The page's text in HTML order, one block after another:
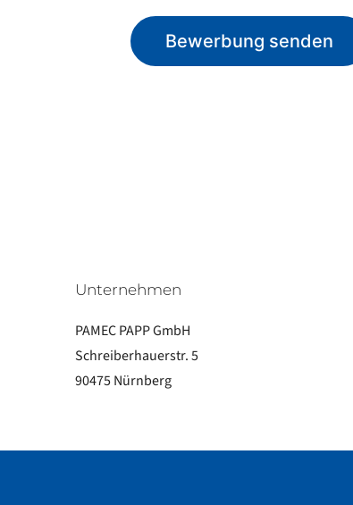
Bewerbung senden
Unternehmen
PAMEC PAPP GmbH
Schreiberhauerstr. 5
90475 Nürnberg